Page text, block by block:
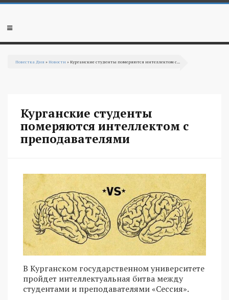
Перейти к основному содержанию
Мобильное
Повестка Дня »Новости » Курганские студенты померяются интеллектом с...
Курганские студенты
померяются интеллектом с
преподавателями
В Курганском государственном университете
пройдет интеллектуальная битва между
студентами и преподавателями «Сессия».